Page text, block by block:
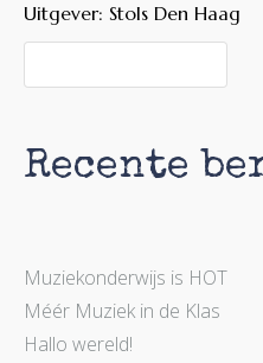
Uitgever: Stols Den Haag
Recente
Muziekonderwijs is HOT
Méér Muziek in de Klas
Hallo wereld!